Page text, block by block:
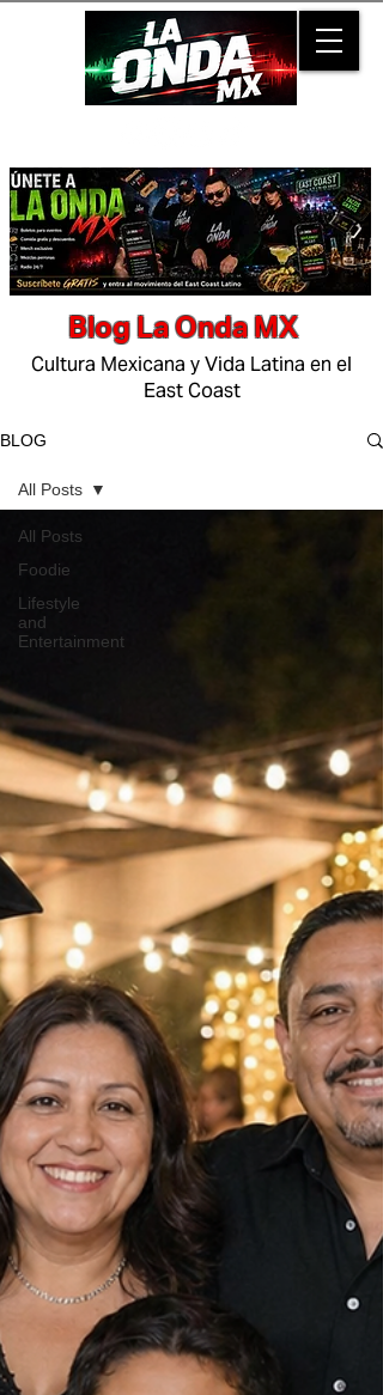
Blog La Onda MX
Cultura Mexicana y Vida Latina en el
East Coast
BLOG
All Posts
Foodie
Lifestyle
and
Entertainment
All Posts